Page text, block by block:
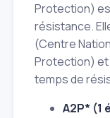
Protection)
résistance.
(Centre
Protection) et
temps de
A2P* (1